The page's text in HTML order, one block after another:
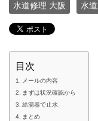
水道修理 大阪 水
目次
メールの内容
まずは状況確認から
給湯器で止水
まとめ